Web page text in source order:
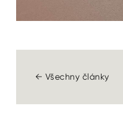
← Všechny články